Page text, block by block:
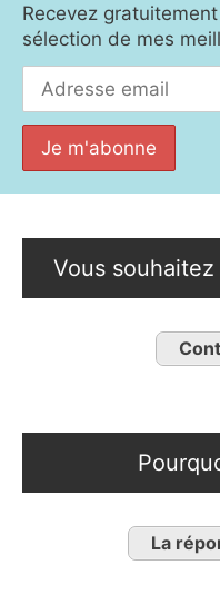
Recevez
sélection de mes
Vous
La